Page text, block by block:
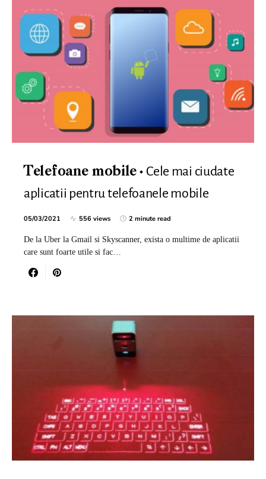
Telefoane mobile
Cele mai ciudate
aplicatii pentru telefoanele mobile
05/03/2021 556 views 2 minute read
De la Uber la Gmail si Skyscanner, exista o multime de aplicatii
care sunt foarte utile si fac…